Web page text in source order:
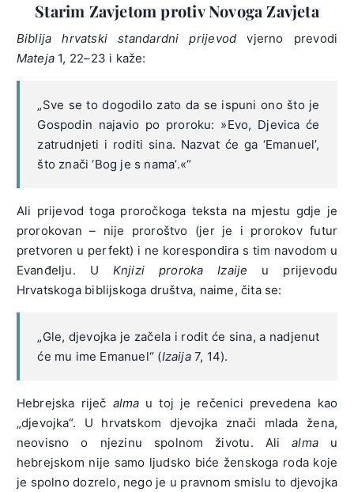
Starim Zavjetom protiv Novoga Zavjeta
Biblija hrvatski standardni prijevod vjerno prevodi
Mateja 1, 22–23 i kaže:
„Sve se to dogodilo zato da se ispuni ono što je
Gospodin najavio po proroku: »Evo, Djevica će
zatrudnjeti i roditi sina. Nazvat će ga ‘Emanuel’,
što znači ‘Bog je s nama’.«“
Ali prijevod toga proročkoga teksta na mjestu gdje je
prorokovan – nije proroštvo (jer je i prorokov futur
pretvoren u perfekt) i ne korespondira s tim navodom u
Evanđelju. U Knjizi proroka Izaije u prijevodu
Hrvatskoga biblijskoga društva, naime, čita se:
„Gle, djevojka je začela i rodit će sina, a nadjenut
će mu ime Emanuel“ (Izaija7, 14).
Hebrejska riječ alma u toj je rečenici prevedena kao
„djevojka“. U hrvatskom djevojka znači mlada žena,
neovisno o njezinu spolnom životu. Alialma u
hebrejskom nije samo ljudsko biće ženskoga roda koje
je spolno dozrelo, nego je u pravnom smislu to djevojka